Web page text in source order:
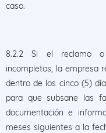
caso.
8.2.2 Si el reclamo o
incompletos, la empresa
dentro de los cinco (5)
para que subsane las
documentación e
meses siguientes a la